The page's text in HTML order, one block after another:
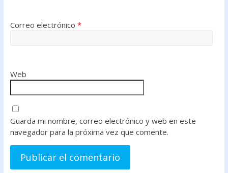
Correo electrónico *
Web
Guarda mi nombre, correo electrónico y web en este
navegador para la próxima vez que comente.